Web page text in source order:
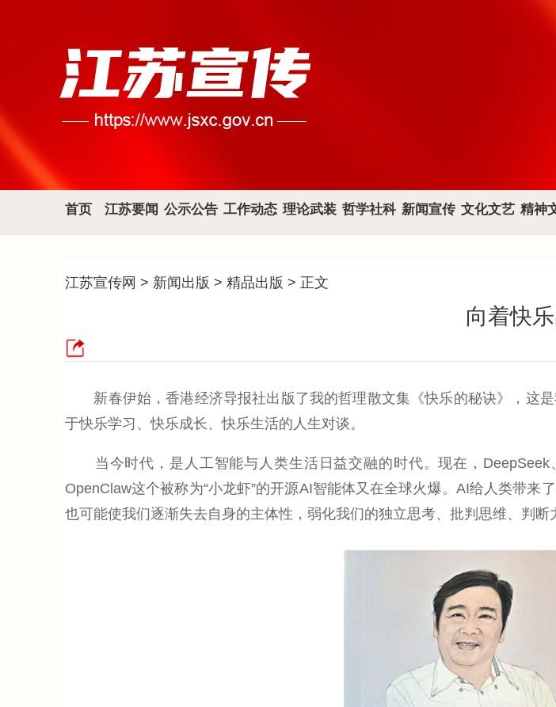
首页 江苏要闻 公示公告 工作动态 理论武装 哲学社科 新闻宣传 文化文艺 精神
江苏宣传网 > 新闻出版 > 精品出版 > 正文
向着快
新春伊始，香港经济导报社出版了我的哲理散文集《快乐的秘诀》，这
于快乐学习、快乐成长、快乐生活的人生对谈。
当今时代，是人工智能与人类生活日益交融的时代。现在，DeepSeek
OpenClaw这个被称为“小龙虾”的开源AI智能体又在全球火爆。AI给人类带来
也可能使我们逐渐失去自身的主体性，弱化我们的独立思考、批判思维、判断